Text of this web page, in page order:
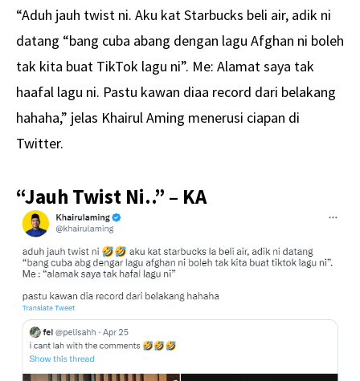
“Aduh jauh twist ni. Aku kat Starbucks beli air, adik ni
datang “bang cuba abang dengan lagu Afghan ni boleh
tak kita buat TikTok lagu ni”. Me: Alamat saya tak
haafal lagu ni. Pastu kawan diaa record dari belakang
hahaha,” jelas Khairul Aming menerusi ciapan di
Twitter.
“Jauh Twist Ni..” – KA